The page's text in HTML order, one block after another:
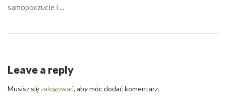
samopoczucie i ...
Leave a reply
Musisz sięzalogować, aby móc dodać komentarz.